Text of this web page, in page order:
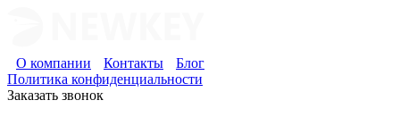
О компании Контакты
Блог
Политика конфиденциальности
Заказать звонок